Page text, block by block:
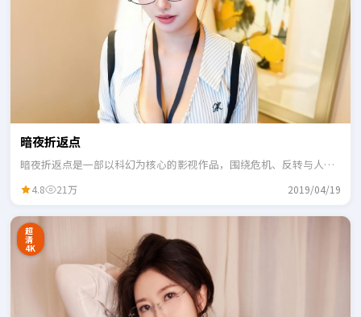
暗夜折返点
暗夜折返点是一部以科幻为核心的影视作品，围绕危机、反转与人物
4.8 21万 2019/04/19
超
清
4K